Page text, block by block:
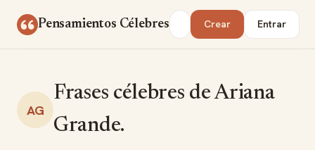
Pensamientos Célebres Buscar Crear Entrar
AG
Frases célebres de Ariana
Grande.